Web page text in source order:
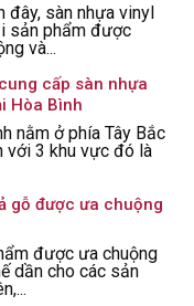
đây, sàn nhựa vinyl
sản phẩm được
và...
cấp sàn nhựa
Hòa Bình
nằm ở phía Tây Bắc
với 3 khu vực đó là
gỗ được ưa chuộng
được ưa chuộng
dần cho các sản